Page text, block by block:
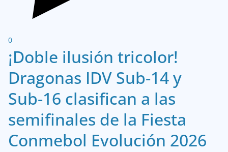
0
¡Doble ilusión tricolor!
Dragonas IDV Sub-14 y
Sub-16 clasifican a las
semifinales de la Fiesta
Conmebol Evolución 2026